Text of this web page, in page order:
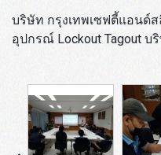
บริษัท กรุงเทพเซฟตี้แอนด์
อุปกรณ์ Lockout Tagout บ